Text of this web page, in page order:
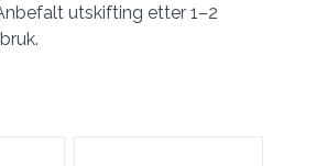
utskifting etter 1–2